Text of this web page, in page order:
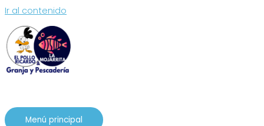
Ir al contenido
Menú principal